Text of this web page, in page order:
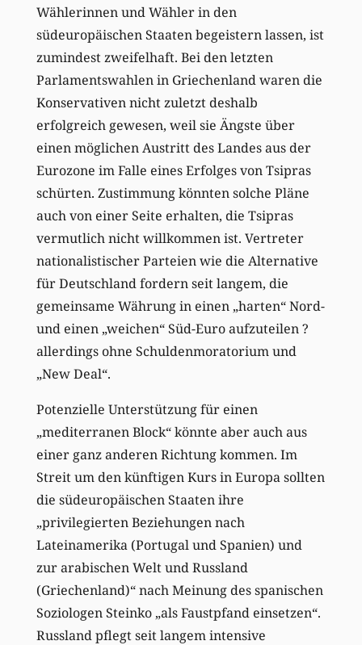
Wählerinnen und Wähler in den
südeuropäischen Staaten begeistern lassen, ist
zumindest zweifelhaft. Bei den letzten
Parlamentswahlen in Griechenland waren die
Konservativen nicht zuletzt deshalb
erfolgreich gewesen, weil sie Ängste über
einen möglichen Austritt des Landes aus der
Eurozone im Falle eines Erfolges von Tsipras
schürten. Zustimmung könnten solche Pläne
auch von einer Seite erhalten, die Tsipras
vermutlich nicht willkommen ist. Vertreter
nationalistischer Parteien wie die Alternative
für Deutschland fordern seit langem, die
gemeinsame Währung in einen „harten“ Nord-
und einen „weichen“ Süd-Euro aufzuteilen ?
allerdings ohne Schuldenmoratorium und
„New Deal“.
Potenzielle Unterstützung für einen
„mediterranen Block“ könnte aber auch aus
einer ganz anderen Richtung kommen. Im
Streit um den künftigen Kurs in Europa sollten
die südeuropäischen Staaten ihre
„privilegierten Beziehungen nach
Lateinamerika (Portugal und Spanien) und
zur arabischen Welt und Russland
(Griechenland)“ nach Meinung des spanischen
Soziologen Steinko „als Faustpfand einsetzen“.
Russland pflegt seit langem intensive